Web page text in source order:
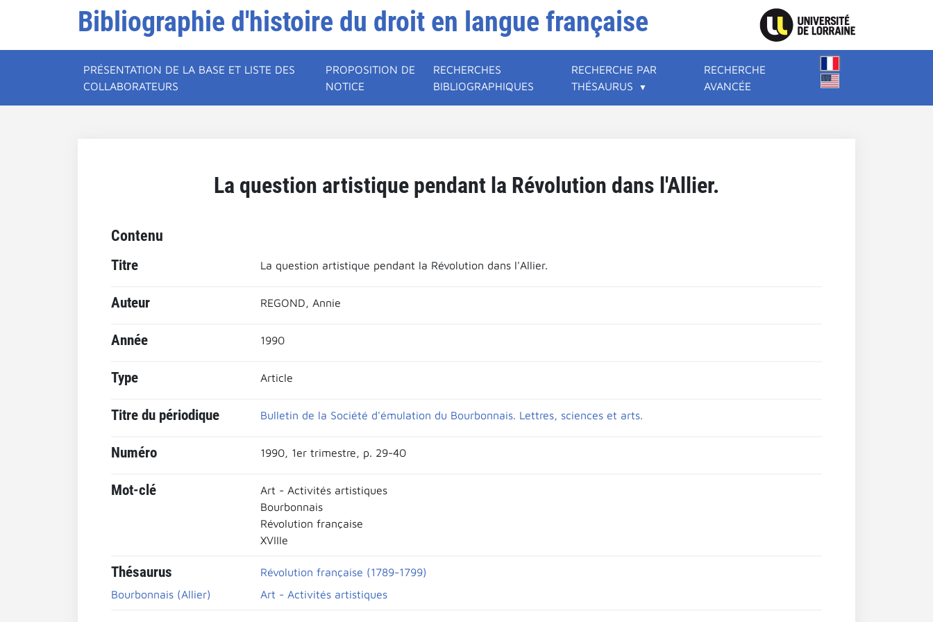
Bibliographie d'histoire du droit en langue française
PRÉSENTATION DE LA BASE ET LISTE DES
COLLABORATEURS
PROPOSITION DE
NOTICE
RECHERCHES
BIBLIOGRAPHIQUES
RECHERCHE PAR
THÉSAURUS
RECHERCHE
AVANCÉE
La question artistique pendant la Révolution dans l'Allier.
Contenu
Titre La question artistique pendant la Révolution dans l'Allier.
Auteur REGOND, Annie
Année 1990
Type Article
Titre du périodique Bulletin de la Société d'émulation du Bourbonnais. Lettres, sciences et arts.
Numéro 1990, 1er trimestre, p. 29-40
Mot-clé
Art - Activités artistiques
Bourbonnais
Révolution française
XVIIIe
Thésaurus
Révolution française (1789-1799)
Bourbonnais (Allier)
Art - Activités artistiques